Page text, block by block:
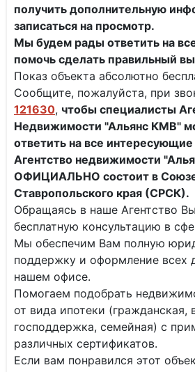
получить дополнительную
записаться на просмотр.
Мы будем рады ответить на
помочь сделать правильный
Показ объекта абсолютно
Сообщите, пожалуйста, при
121630, чтобы специалисты
Недвижимости "Альянс КМВ"
ответить на все
Агентство недвижимости
ОФИЦИАЛЬНО состоит в
Ставропольского края (СРСК).
Обращаясь в наше Агентство
бесплатную консультацию в
Мы обеспечим Вам полную
поддержку и оформление всех
нашем офисе.
Помогаем подобрать
от вида ипотеки (гражданская,
господдержка, семейная) с
различных сертификатов.
Если вам понравился этот